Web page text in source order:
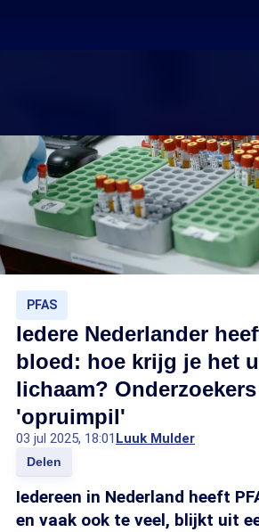
PFAS
Iedere Nederlander
bloed: hoe krijg je het
lichaam?
'opruimpil'
03 jul 2025, 18:01 Luuk Mulder
Delen
Iedereen in Nederland heeft
en vaak ook te veel, blijkt uit